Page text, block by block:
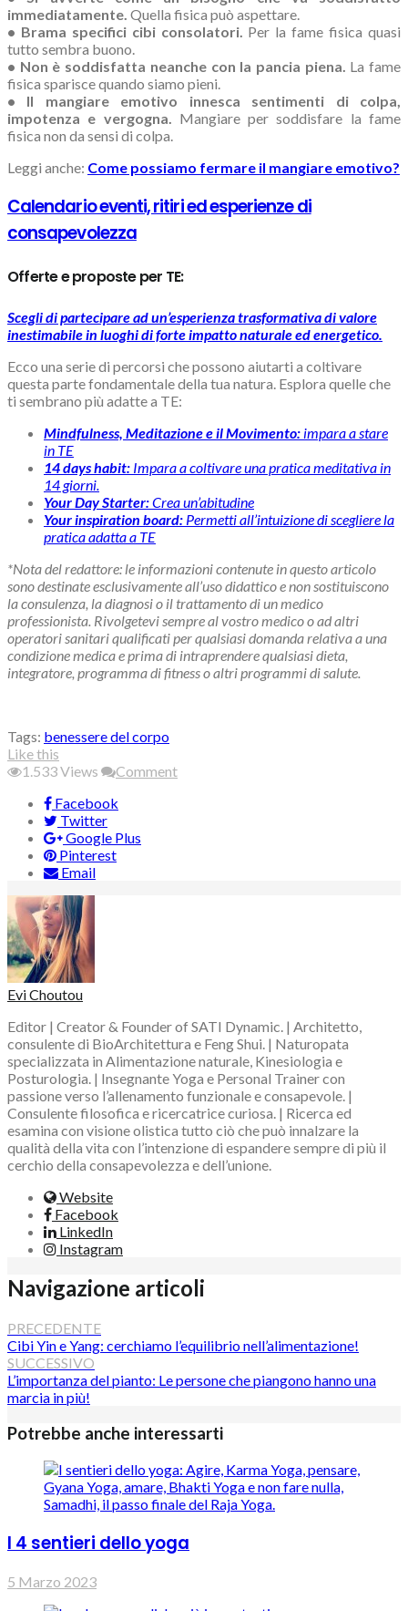
immediatamente. Quella fisica può aspettare.
• Brama specifici cibi consolatori. Per la fame fisica quasi
tutto sembra buono.
• Non è soddisfatta neanche con la pancia piena. La fame
fisica sparisce quando siamo pieni.
• Il mangiare emotivo innesca sentimenti di colpa,
impotenza e vergogna. Mangiare per soddisfare la fame
fisica non da sensi di colpa.
Leggi anche: Come possiamo fermare il mangiare emotivo?
Calendario eventi, ritiri ed esperienze di
consapevolezza
Offerte e proposte per TE:
Scegli di partecipare ad un’esperienza trasformativa di valore
inestimabile in luoghi di forte impatto naturale ed energetico.
Ecco una serie di percorsi che possono aiutarti a coltivare
questa parte fondamentale della tua natura. Esplora quelle che
ti sembrano più adatte a TE:
Mindfulness, Meditazione e il Movimento: impara a stare
in TE
14 days habit: Impara a coltivare una pratica meditativa in
14 giorni.
Your Day Starter:Crea un’abitudine
Your inspiration board: Permetti all’intuizione di scegliere la
pratica adatta a TE
*Nota del redattore: le informazioni contenute in questo articolo
sono destinate esclusivamente all’uso didattico e non sostituiscono
la consulenza, la diagnosi o il trattamento di un medico
professionista. Rivolgetevi sempre al vostro medico o ad altri
operatori sanitari qualificati per qualsiasi domanda relativa a una
condizione medica e prima di intraprendere qualsiasi dieta,
integratore, programma di fitness o altri programmi di salute.
Tags: benessere del corpo
Like this
1.533Views
Comment
Facebook
Twitter
Google Plus
Pinterest
Email
Evi Choutou
Editor | Creator & Founder of SATI Dynamic. | Architetto,
consulente di BioArchitettura e Feng Shui. | Naturopata
specializzata in Alimentazione naturale, Kinesiologia e
Posturologia. | Insegnante Yoga e Personal Trainer con
passione verso l’allenamento funzionale e consapevole. |
Consulente filosofica e ricercatrice curiosa. | Ricerca ed
esamina con visione olistica tutto ciò che può innalzare la
qualità della vita con l’intenzione di espandere sempre di più il
cerchio della consapevolezza e dell’unione.
Website
Facebook
LinkedIn
Instagram
Navigazione articoli
PRECEDENTE
Cibi Yin e Yang: cerchiamo l’equilibrio nell’alimentazione!
SUCCESSIVO
L’importanza del pianto: Le persone che piangono hanno una
marcia in più!
Potrebbe anche interessarti
I 4 sentieri dello yoga
5 Marzo 2023